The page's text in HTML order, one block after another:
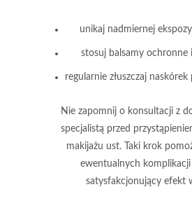
unikaj nadmiernej
stosuj balsamy ochronne
regularnie złuszczaj naskórek
Nie zapomnij o konsultacji z
specjalistą przed
makijażu ust. Taki krok
ewentualnych
satysfakcjonujący efekt